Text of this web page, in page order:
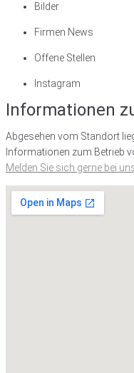
Bilder
Firmen News
Offene Stellen
Instagram
Informationen
Abgesehen vom Standort
Informationen zum Betrieb
Melden Sie sich gerne bei